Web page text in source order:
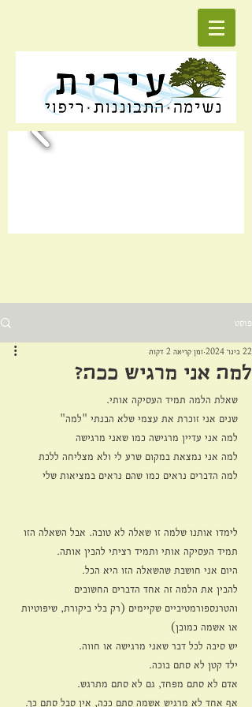
פוסט
למה אני מרגיש ככה?
22 בינו׳ 2024 זמן קריאה 2 דקות
שאלת הלמה תמיד העסיקה אותי.
שנים אני זוכרת את עצמי שלא הבנתי "למה"
למה אני עדיין מרגישה כמו שאני מרגישה
למה אני נמצאת במקום שרע לי ולא מצליחה ללכת
למה הדברים נראים כמו שהם נראים במציאות שלי
לימדו אותנו שלמה זו שאלה לא טובה. אבל השאלה הזו
תמיד העסיקה אותי ותמיד רציתי להבין אותה.
היום אני חושבת שהשאלה הזו היא הכל.
להבין את הלמה זה אחד הדברים החשובים
והטרנספורמטיביים שקיימים (רק בלי ביקורת, שיפוטיות
או אשמה כמובן)
יש סיבה לכל דבר שאני מרגישה או חווה.
ילד קטן לא סתם בוכה.
אדם לא סתם מפחד, גם לא סתם מתרגש.
אף אחד לא מרגיש אשמה סתם ככה, אין סבל סתם כך.